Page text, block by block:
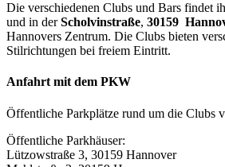
Die verschiedenen Clubs und Bars findet
und in derScholvinstraße, 30159
Hannovers Zentrum. Die Clubs bieten
Stilrichtungen bei freiem Eintritt.
Anfahrt mit dem PKW
Öffentliche Parkplätze rund um die Clubs
Öffentliche Parkhäuser:
Lützowstraße 3, 30159 Hannover